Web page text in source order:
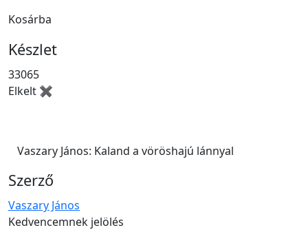
Kosárba
Készlet
33065
Elkelt ✖
Vaszary János: Kaland a vöröshajú lánnyal
Szerző
Vaszary János
Kedvencemnek jelölés